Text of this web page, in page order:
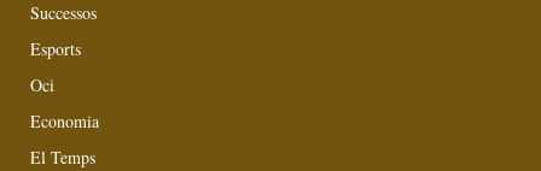
Successos
Esports
Oci
Economia
El Temps